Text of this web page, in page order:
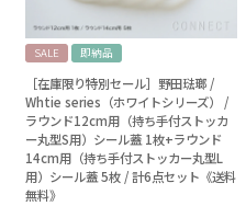
SALE 即納品
［在庫限り特別セール］野田琺瑯 /
Whtie series（ホワイトシリーズ） /
ラウンド12cm用（持ち手付ストッカ
ー丸型S用）シール蓋 1枚+ラウンド
14cm用（持ち手付ストッカー丸型L
用）シール蓋 5枚 / 計6点セット《送料
無料》